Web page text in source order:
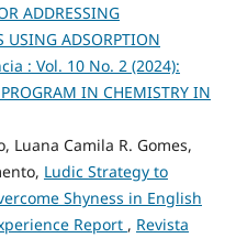
ADDRESSING
USING ADSORPTION
: Vol. 10 No. 2 (2024):
IN CHEMISTRY IN
Camila R. Gomes,
Ludic Strategy to
Shyness in English
Report , Revista